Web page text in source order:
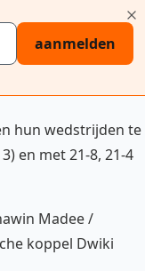
aanmelden
hun wedstrijden te
en met 21-8, 21-4
Madee /
koppel Dwiki